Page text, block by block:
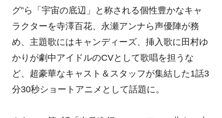
グ”ら「宇宙の底辺」と称される個性豊かなキャ
ラクターを寺澤百花、永瀬アンナら声優陣が務
め、主題歌にはキャンディーズ、挿入歌に田村ゆ
かりが劇中アイドルのCVとして歌唱を担うな
ど、超豪華なキャスト＆スタッフが集結した1話3
分30秒ショートアニメとして話題に。